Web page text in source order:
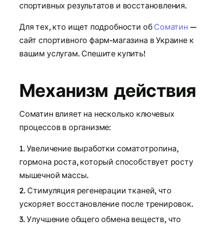
спортивных результатов и восстановления.
Для тех, кто ищет подробности об Соматин —
сайт спортивного фарм-магазина в Украине к
вашим услугам. Спешите купить!
Механизм действия
Соматин влияет на несколько ключевых
процессов в организме:
Увеличение выработки соматотропина,
гормона роста, который способствует росту
мышечной массы.
Стимуляция регенерации тканей, что
ускоряет восстановление после тренировок.
Улучшение общего обмена веществ, что